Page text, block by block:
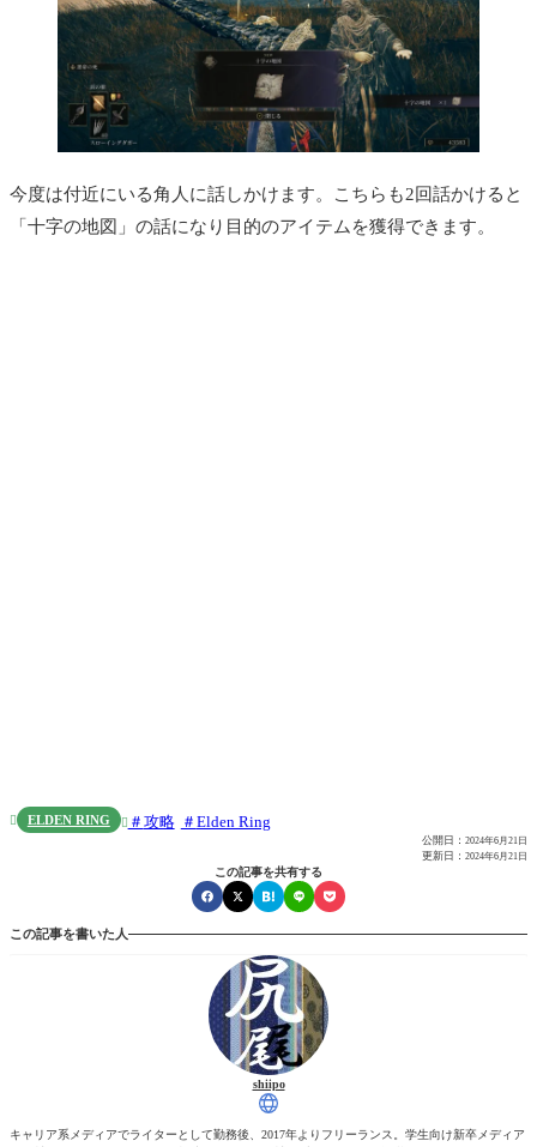
今度は付近にいる角人に話しかけます。こちらも2回話かけると
「十字の地図」の話になり目的のアイテムを獲得できます。
 ELDEN RING  攻略 Elden Ring
公開日： 2024年6月21日
更新日： 2024年6月21日
この記事を共有する
この記事を書いた人
shiipo
キャリア系メディアでライターとして勤務後、2017年よりフリーランス。学生向け新卒メディア